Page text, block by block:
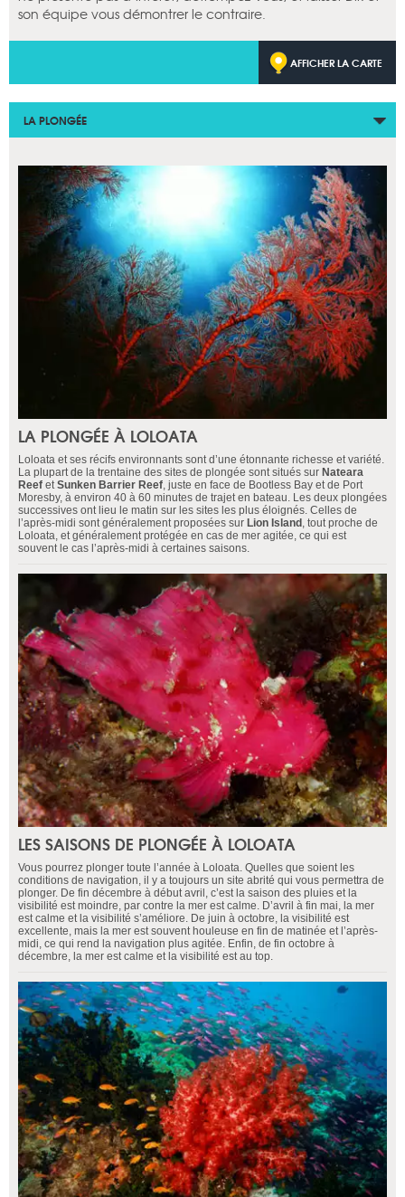
son équipe vous démontrer le contraire.
AFFICHER LA CARTE
LA PLONGÉE
LA PLONGÉE À LOLOATA
Loloata et ses récifs environnants sont d’une étonnante richesse et variété.
La plupart de la trentaine des sites de plongée sont situés sur Nateara
Reef etSunken Barrier Reef, juste en face de Bootless Bay et de Port
Moresby, à environ 40 à 60 minutes de trajet en bateau. Les deux plongées
successives ont lieu le matin sur les sites les plus éloignés. Celles de
l’après-midi sont généralement proposées sur Lion Island , tout proche de
Loloata, et généralement protégée en cas de mer agitée, ce qui est
souvent le cas l’après-midi à certaines saisons.
LES SAISONS DE PLONGÉE À LOLOATA
Vous pourrez plonger toute l’année à Loloata. Quelles que soient les
conditions de navigation, il y a toujours un site abrité qui vous permettra de
plonger. De fin décembre à début avril, c’est la saison des pluies et la
visibilité est moindre, par contre la mer est calme. D’avril à fin mai, la mer
est calme et la visibilité s’améliore. De juin à octobre, la visibilité est
excellente, mais la mer est souvent houleuse en fin de matinée et l’après-
midi, ce qui rend la navigation plus agitée. Enfin, de fin octobre à
décembre, la mer est calme et la visibilité est au top.